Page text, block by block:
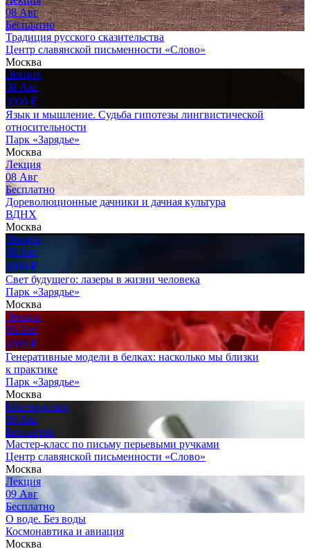
08 Авг
Бесплатно
Традиция русского сказительства
Центр славянской письменности «Слово»
Москва
Лекция
08 Авг
3000 ₽
Язык и мышление. Судьба гипотезы лингвистической
относительности
Парк «Зарядье»
Москва
Лекция
08 Авг
Бесплатно
Дореволюционные дачники и дачная культура
ВДНХ
Москва
Лекция
08 Авг
3000 ₽
Свет будущего: лазеры в жизни человека
Парк «Зарядье»
Москва
Лекция
08 Авг
3000 ₽
Генеративные модели в белках: насколько мы близки
к практике
Парк «Зарядье»
Москва
Мастер-класс
09 Авг
Бесплатно
Мастер-класс по письму перьевыми ручками
Центр славянской письменности «Слово»
Москва
Лекция
09 Авг
Бесплатно
О воде. Без воды
Космонавтика и авиация
Москва